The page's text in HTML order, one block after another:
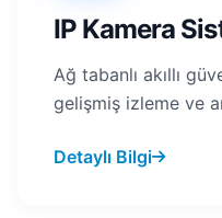
IP Kamera
Ağ tabanlı akıllı
gelişmiş izleme ve
Detaylı Bilgi